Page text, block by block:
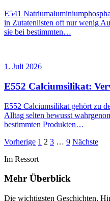
E541
in Zutatenlisten oft nur wenig
sie bei bestimmten…
1. Juli 2026
E552 Calciumsilikat:
E552 Calciumsilikat gehört zu
Alltag selten bewusst
bestimmten Produkten…
Seitennummerierung
der
Beiträge
Vorherige 1 2 3 … 9 Nächste
Im Ressort
Mehr Überblick
Die wichtigsten Geschichten,